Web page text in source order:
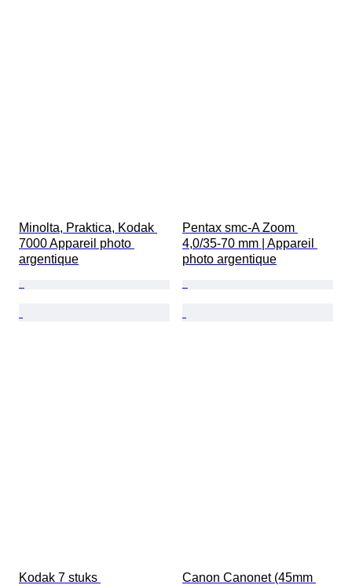
Minolta, Praktica, Kodak
7000 Appareil photo
argentique
Pentax smc-A Zoom
4,0/35-70 mm | Appareil
photo argentique
Kodak 7 stuks
Canon Canonet (45mm